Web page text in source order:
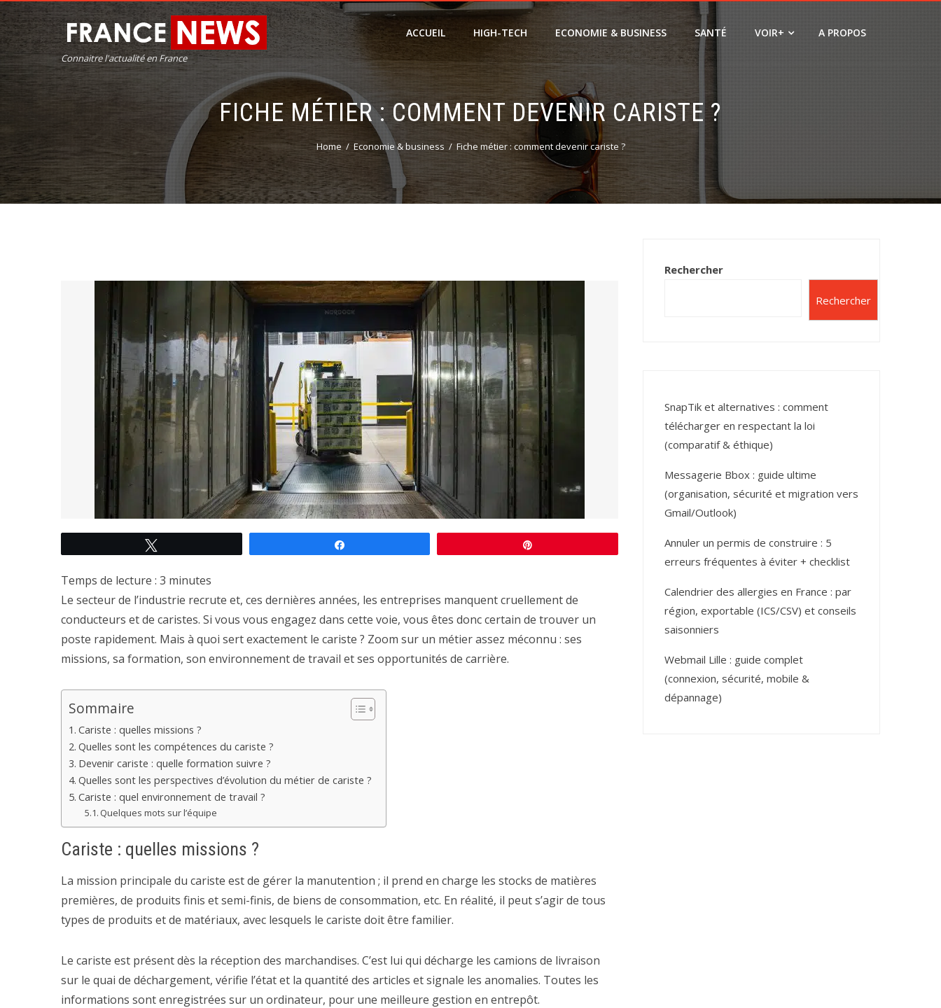
Connaitre l'actualité en France
ACCUEIL HIGH-TECH ECONOMIE & BUSINESS SANTÉ VOIR+ A PROPOS
FICHE MÉTIER : COMMENT DEVENIR CARISTE ?
Home Economie & business Fiche métier : comment devenir cariste ?
Temps de lecture : 3 minutes
Le secteur de l’industrie recrute et, ces dernières années, les entreprises manquent cruellement de
conducteurs et de caristes. Si vous vous engagez dans cette voie, vous êtes donc certain de trouver un
poste rapidement. Mais à quoi sert exactement le cariste ? Zoom sur un métier assez méconnu : ses
missions, sa formation, son environnement de travail et ses opportunités de carrière.
Sommaire
Cariste : quelles missions ?
Quelles sont les compétences du cariste ?
Devenir cariste : quelle formation suivre ?
Quelles sont les perspectives d’évolution du métier de cariste ?
Cariste : quel environnement de travail ?
Quelques mots sur l’équipe
Cariste : quelles missions ?
La mission principale du cariste est de gérer la manutention ; il prend en charge les stocks de matières
premières, de produits finis et semi-finis, de biens de consommation, etc. En réalité, il peut s’agir de tous
types de produits et de matériaux, avec lesquels le cariste doit être familier.
Le cariste est présent dès la réception des marchandises. C’est lui qui décharge les camions de livraison
sur le quai de déchargement, vérifie l’état et la quantité des articles et signale les anomalies. Toutes les
informations sont enregistrées sur un ordinateur, pour une meilleure gestion en entrepôt.
Rechercher
Rechercher
SnapTik et alternatives : comment
télécharger en respectant la loi
(comparatif & éthique)
Messagerie Bbox : guide ultime
(organisation, sécurité et migration vers
Gmail/Outlook)
Annuler un permis de construire : 5
erreurs fréquentes à éviter + checklist
Calendrier des allergies en France : par
région, exportable (ICS/CSV) et conseils
saisonniers
Webmail Lille : guide complet
(connexion, sécurité, mobile &
dépannage)